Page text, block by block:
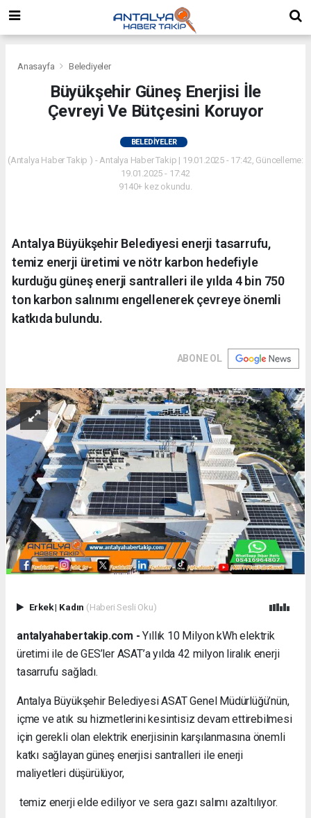
Anasayfa Belediyeler
Büyükşehir Güneş Enerjisi İle
Çevreyi Ve Bütçesini Koruyor
BELEDIYELER
(Antalya Haber Takip ) - Antalya Haber Takip | 19.01.2025 - 17:42, Güncelleme:
19.01.2025 - 17:42
9140+ kez okundu.
Antalya Büyükşehir Belediyesi enerji tasarrufu,
temiz enerji üretimi ve nötr karbon hedefiyle
kurduğu güneş enerji santralleri ile yılda 4 bin 750
ton karbon salınımı engellenerek çevreye önemli
katkıda bulundu.
ABONE OL
Erkek| Kadın (Haberi Sesli Oku)
antalyahabertakip.com - Yıllık 10 Milyon kWh elektrik
üretimi ile de GES’ler ASAT’a yılda 42 milyon liralık enerji
tasarrufu sağladı.
Antalya Büyükşehir Belediyesi ASAT Genel Müdürlüğü’nün,
içme ve atık su hizmetlerini kesintisiz devam ettirebilmesi
için gerekli olan elektrik enerjisinin karşılanmasına önemli
katkı sağlayan güneş enerjisi santralleri ile enerji
maliyetleri düşürülüyor,
temiz enerji elde ediliyor ve sera gazı salımı azaltılıyor.